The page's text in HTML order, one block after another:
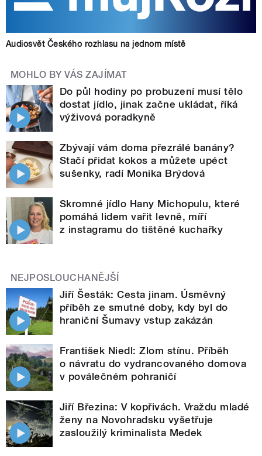
Audiosvět Českého rozhlasu na jednom místě
MOHLO BY VÁS ZAJÍMAT
Do půl hodiny po probuzení musí tělo
dostat jídlo, jinak začne ukládat, říká
výživová poradkyně
Zbývají vám doma přezrálé banány?
Stačí přidat kokos a můžete upéct
sušenky, radí Monika Brýdová
Skromné jídlo Hany Michopulu, které
pomáhá lidem vařit levně, míří
z instagramu do tištěné kuchařky
NEJPOSLOUCHANĚJŠÍ
Jiří Šesták: Cesta jinam. Úsměvný
příběh ze smutné doby, kdy byl do
hraniční Šumavy vstup zakázán
František Niedl: Zlom stínu. Příběh
o návratu do vydrancovaného domova
v poválečném pohraničí
Jiří Březina: V kopřivách. Vraždu mladé
ženy na Novohradsku vyšetřuje
zasloužilý kriminalista Medek